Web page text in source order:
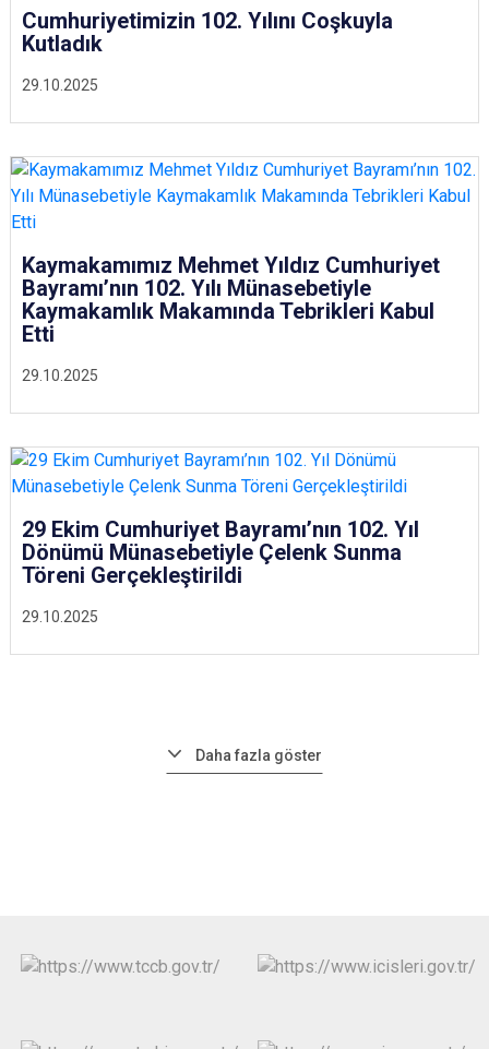
29.10.2025
Cumhuriyetimizin 102. Yılını Coşkuyla
Kutladık
29.10.2025
Kaymakamımız Mehmet Yıldız Cumhuriyet
Bayramı’nın 102. Yılı Münasebetiyle
Kaymakamlık Makamında Tebrikleri Kabul
Etti
29.10.2025
29 Ekim Cumhuriyet Bayramı’nın 102. Yıl
Dönümü Münasebetiyle Çelenk Sunma
Töreni Gerçekleştirildi
Daha fazla göster